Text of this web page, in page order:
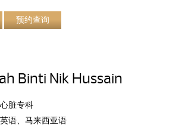
预约查询
Binti Nik Hussain
心脏专科
英语、马来西亚语